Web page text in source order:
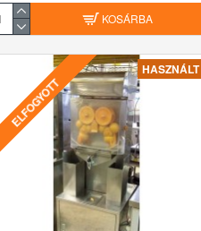
KOSÁRBA
HASZNÁLT
ELFOGYOTT